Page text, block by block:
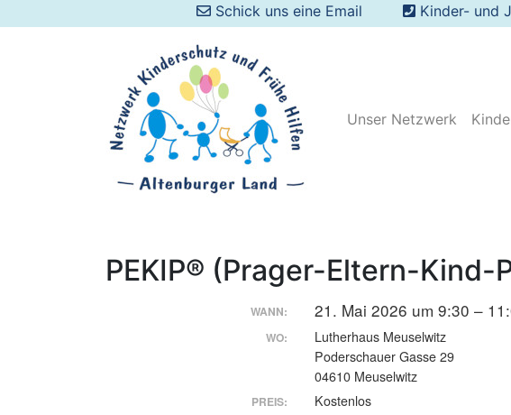
Schick uns eine Email Kinder- und
Unser Netzwerk
PEKIP® (Prager-Eltern-Kind-
WANN: 21. Mai 2026 um 9:30 –
WO:
Lutherhaus Meuselwitz
Poderschauer Gasse 29
04610 Meuselwitz
PREIS: Kostenlos